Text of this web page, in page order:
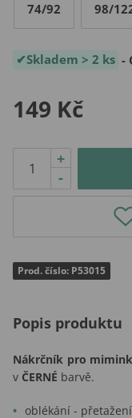
74/92 98/
Skladem > 2 ks -
149 Kč
-
+
Prod. číslo: P53015
Popis produktu
Nákrčník pro
v ČERNÉ barvě.
oblékání -